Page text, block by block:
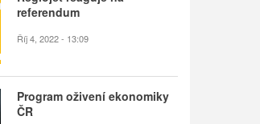
referendum
Říj 4, 2022 - 13:09
Program oživení ekonomiky
ČR